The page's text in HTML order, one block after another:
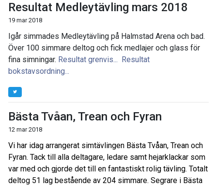
Resultat Medleytävling mars 2018
19 mar 2018
Igår simmades Medleytävling på Halmstad Arena och bad.
Över 100 simmare deltog och fick medlajer och glass för
fina simningar. Resultat grenvis...
Resultat
bokstavsordning...
Bästa Tvåan, Trean och Fyran
12 mar 2018
Vi har idag arrangerat simtävlingen Bästa Tvåan, Trean och
Fyran. Tack till alla deltagare, ledare samt hejarklackar som
var med och gjorde det till en fantastiskt rolig tävling. Totalt
deltog 51 lag bestående av 204 simmare. Segrare i Bästa